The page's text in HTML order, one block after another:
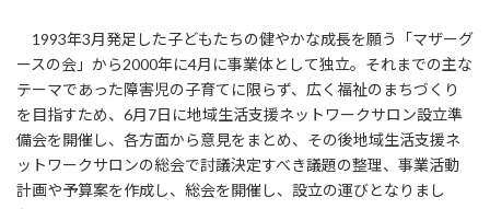
1993年3月発足した子どもたちの健やかな成長を願う「マザーグ
ースの会」から2000年に4月に事業体として独立。それまでの主な
テーマであった障害児の子育てに限らず、広く福祉のまちづくり
を目指すため、6月7日に地域生活支援ネットワークサロン設立準
備会を開催し、各方面から意見をまとめ、その後地域生活支援ネ
ットワークサロンの総会で討議決定すべき議題の整理、事業活動
計画や予算案を作成し、総会を開催し、設立の運びとなりまし